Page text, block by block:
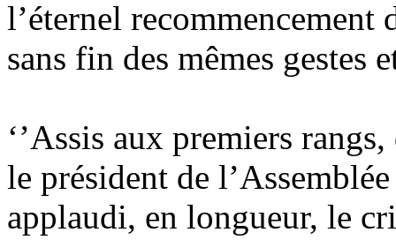
l’éternel
sans fin des mêmes gestes
‘’Assis aux premiers
le président de
applaudi, en longueur, le